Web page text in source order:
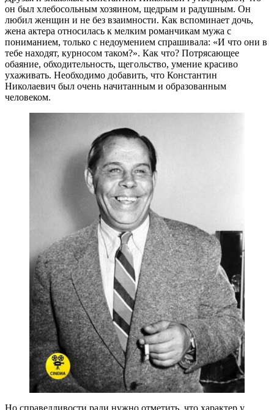
он был хлебосольным хозяином, щедрым и радушным. Он
любил женщин и не без взаимности. Как вспоминает дочь,
жена актера относилась к мелким романчикам мужа с
пониманием, только с недоумением спрашивала: «И что они в
тебе находят, курносом таком?». Как что? Потрясающее
обаяние, обходительность, щегольство, умение красиво
ухаживать. Необходимо добавить, что Константин
Николаевич был очень начитанным и образованным
человеком.